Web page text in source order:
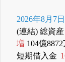
2026年8月7
(連結) 総資産
増 104億
短期借入金